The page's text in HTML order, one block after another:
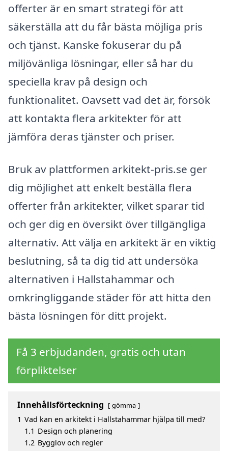
offerter är en smart strategi för att
säkerställa att du får bästa möjliga pris
och tjänst. Kanske fokuserar du på
miljövänliga lösningar, eller så har du
speciella krav på design och
funktionalitet. Oavsett vad det är, försök
att kontakta flera arkitekter för att
jämföra deras tjänster och priser.
Bruk av plattformen arkitekt-pris.se ger
dig möjlighet att enkelt beställa flera
offerter från arkitekter, vilket sparar tid
och ger dig en översikt över tillgängliga
alternativ. Att välja en arkitekt är en viktig
beslutning, så ta dig tid att undersöka
alternativen i Hallstahammar och
omkringliggande städer för att hitta den
bästa lösningen för ditt projekt.
Få 3 erbjudanden, gratis och utan
förpliktelser
Innehållsförteckning gömma
1 Vad kan en arkitekt i Hallstahammar hjälpa till med?
1.1 Design och planering
1.2 Bygglov och regler